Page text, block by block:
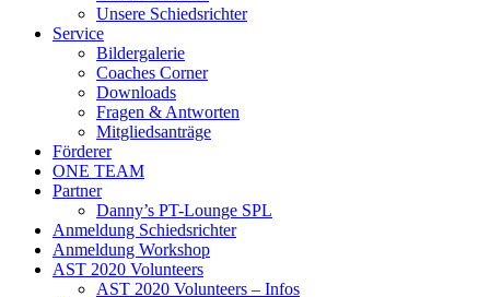
Unsere Schiedsrichter
Service
Bildergalerie
Coaches Corner
Downloads
Fragen & Antworten
Mitgliedsanträge
Förderer
ONE TEAM
Partner
Danny’s PT-Lounge SPL
Anmeldung Schiedsrichter
Anmeldung Workshop
AST 2020 Volunteers
AST 2020 Volunteers – Infos